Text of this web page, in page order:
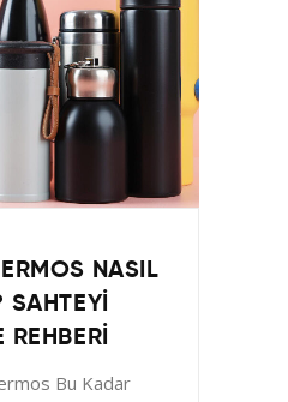
NASIL
SAHTEYI
REHBERI
Bu Kadar